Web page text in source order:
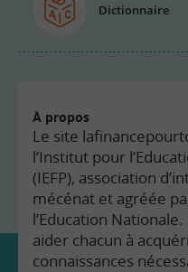
Dictionnaire
À propos
Le site
l’Institut pour
(IEFP), association
mécénat et agréée
l’Education
aider chacun à
connaissances